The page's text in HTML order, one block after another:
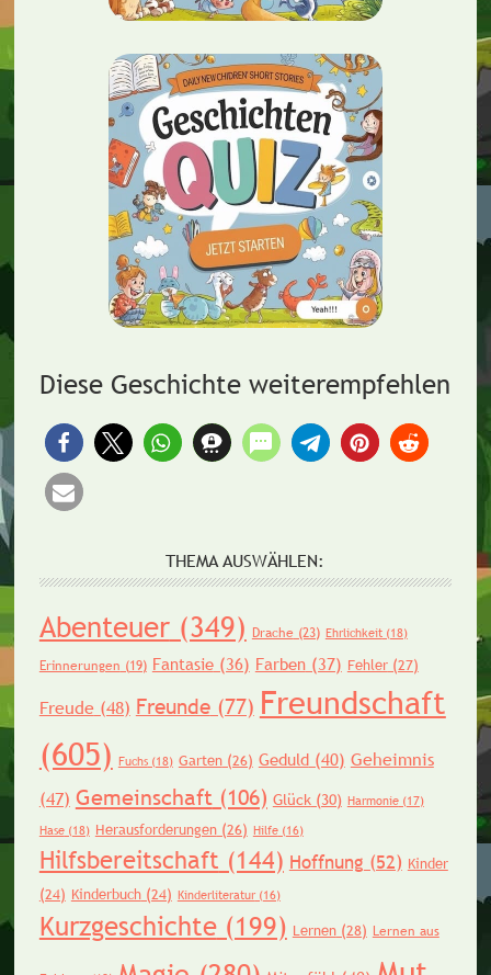
Diese Geschichte weiterempfehlen
THEMA AUSWÄHLEN:
Abenteuer(349) Drache (23) Ehrlichkeit(18)
Erinnerungen (19) Fantasie(36) Farben(37) Fehler(27)
Freude(48) Freunde(77) Freundschaft
(605) Fuchs(18) Garten(26) Geduld(40) Geheimnis
(47) Gemeinschaft(106) Glück(30) Harmonie(17)
Hase(18) Herausforderungen(26) Hilfe(16)
Hilfsbereitschaft (144) Hoffnung (52) Kinder
(24) Kinderbuch(24) Kinderliteratur(16)
Kurzgeschichte(199) Lernen(28) Lernen aus